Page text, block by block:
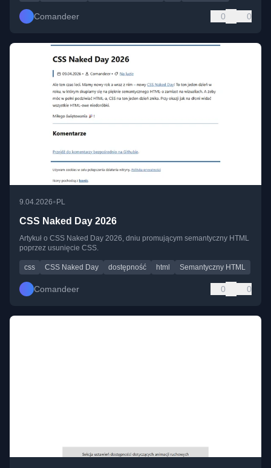
Comandeer 0 0
9.04.2026•PL
CSS Naked Day 2026
Artykuł o CSS Naked Day 2026, dniu promującym semantyczny HTML
poprzez usunięcie CSS.
css CSS Naked Day dostępność html Semantyczny HTML
Comandeer 0 0